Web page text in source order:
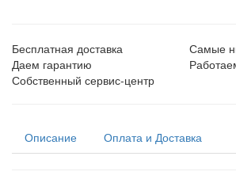
Бесплатная доставка
Самые
Даем гарантию
Собственный сервис-центр
Описание Оплата и Доставка